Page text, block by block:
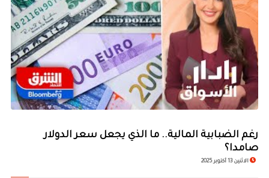
رغم الضبابية المالية.. ما الذي يجعل سعر الدولار
صامدا؟
الاثنين 13 أكتوبر 2025